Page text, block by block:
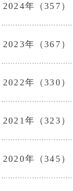
2024年（357）
2023年（367）
2022年（330）
2021年（323）
2020年（345）